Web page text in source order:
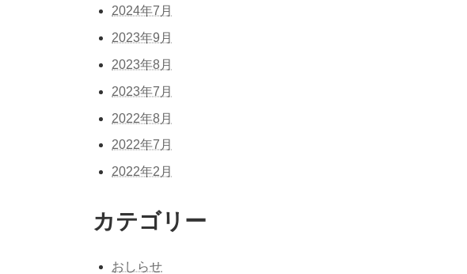
2024年7月
2023年9月
2023年8月
2023年7月
2022年8月
2022年7月
2022年2月
カテゴリー
おしらせ